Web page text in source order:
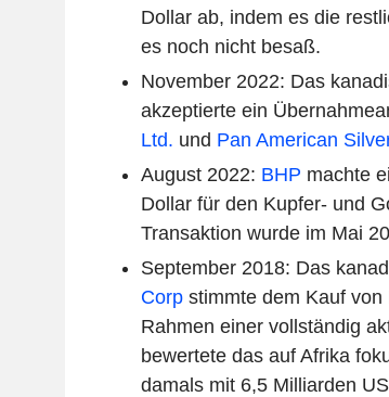
Dollar ab, indem es die
es noch nicht besaß.
November 2022: Das
akzeptierte ein
Ltd. und Pan American
August 2022: BHP machte
Dollar für den Kupfer- und
Transaktion wurde im Mai
September 2018: Das
Corpstimmte dem Kauf von
Rahmen einer vollständig
bewertete das auf Afrika
damals mit 6,5 Milliarden